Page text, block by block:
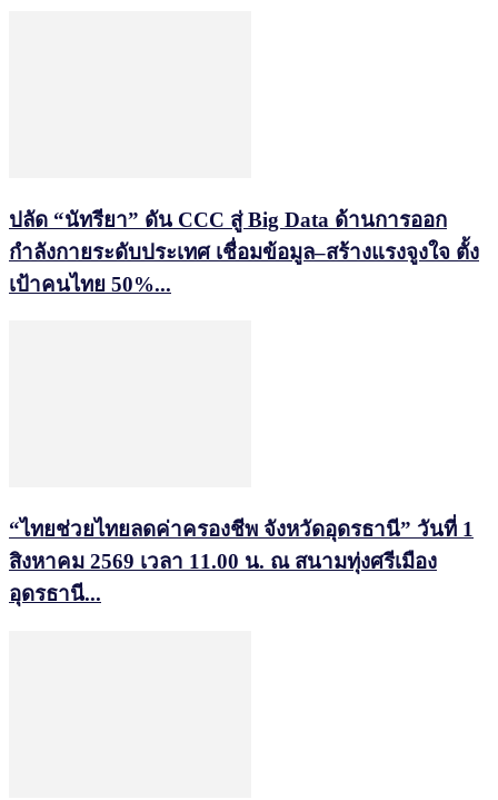
ปลัด “นัทรียา” ดัน CCC สู่ Big Data ด้านการออก
กำลังกายระดับประเทศ เชื่อมข้อมูล–สร้างแรงจูงใจ ตั้ง
เป้าคนไทย 50%...
“ไทยช่วยไทยลดค่าครองชีพ จังหวัดอุดรธานี” วันที่ 1
สิงหาคม 2569 เวลา 11.00 น. ณ สนามทุ่งศรีเมือง
อุดรธานี...